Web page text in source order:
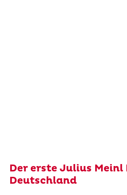
Der erste Julius
Deutschland